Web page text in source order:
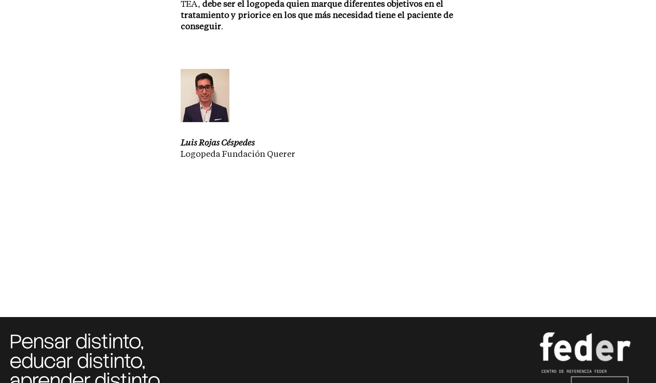
TEA, debe ser el logopeda quien marque diferentes objetivos en el
tratamiento y priorice en los que más necesidad tiene el paciente de
conseguir.
Luis Rojas Céspedes
Logopeda Fundación Querer
Pensar distinto,
educar distinto,